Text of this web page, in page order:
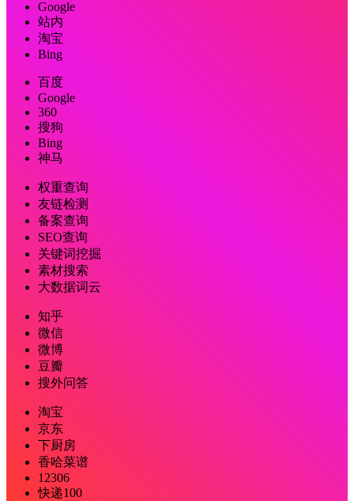
Google
站内
淘宝
Bing
百度
Google
360
搜狗
Bing
神马
权重查询
友链检测
备案查询
SEO查询
关键词挖掘
素材搜索
大数据词云
知乎
微信
微博
豆瓣
搜外问答
淘宝
京东
下厨房
香哈菜谱
12306
快递100